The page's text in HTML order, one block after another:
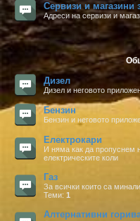
Сервизи и магазини
Адреси на сервизи и
Дизел
Дизел и неговото
Бензин
Бензин и неговото
Електрокари
И няма как да пропуснем
електрическите коли
Газ
За всички които са
Теми: 1
Алтернативни